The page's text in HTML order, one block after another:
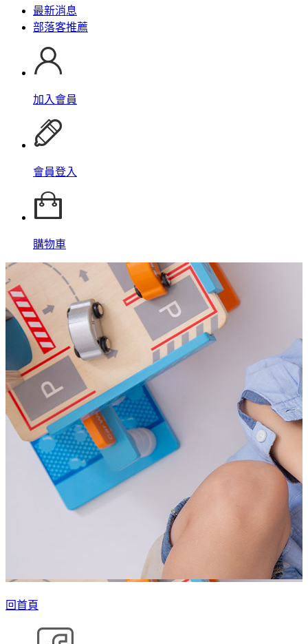
最新消息
部落客推薦
加入會員
會員登入
購物車
回首頁